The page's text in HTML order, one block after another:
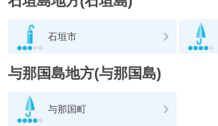
石垣市
与那国島地方(与那国島)
与那国町